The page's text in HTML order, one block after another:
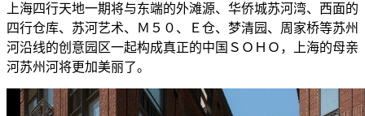
上海四行天地一期将与东端的外滩源、华侨城苏河湾、西面的
四行仓库、苏河艺术、Ｍ５０、Ｅ仓、梦清园、周家桥等苏州
河沿线的创意园区一起构成真正的中国ＳＯＨＯ，上海的母亲
河苏州河将更加美丽了。